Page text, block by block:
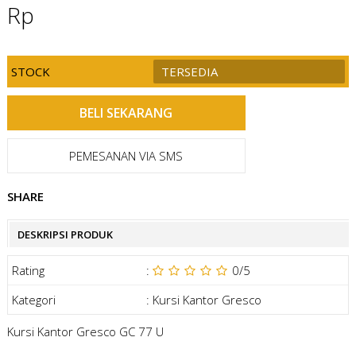
Rp
STOCK TERSEDIA
PEMESANAN VIA SMS
SHARE
DESKRIPSI PRODUK
Rating : 0/5
Kategori
: Kursi Kantor Gresco
Kursi Kantor Gresco GC 77 U